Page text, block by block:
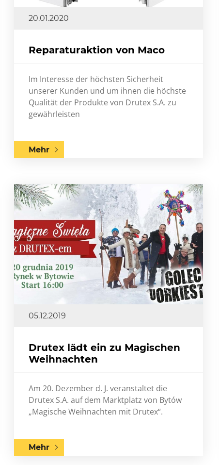
20.01.2020
Reparaturaktion von Maco
Im Interesse der höchsten Sicherheit
unserer Kunden und um ihnen die höchste
Qualität der Produkte von Drutex S.A. zu
gewährleisten
Mehr
05.12.2019
Drutex lädt ein zu Magischen
Weihnachten
Am 20. Dezember d. J. veranstaltet die
Drutex S.A. auf dem Marktplatz von Bytów
„Magische Weihnachten mit Drutex“.
Mehr